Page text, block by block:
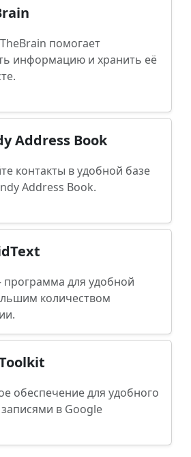
помогает
информацию и хранить её
Address Book
контакты в удобной базе
Address Book.
для удобной
количеством
обеспечение для удобного
в Google